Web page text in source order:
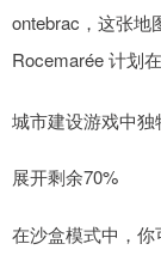
ontebrac，这张地
Rocemarée 计划
城市建设游戏中
展开剩余70%
在沙盒模式中，